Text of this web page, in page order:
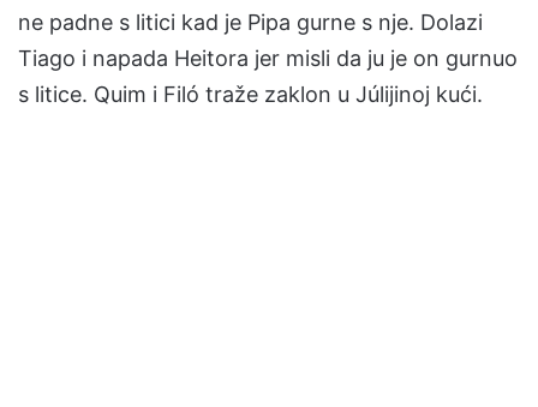
ne padne s litici kad je Pipa gurne s nje. Dolazi
Tiago i napada Heitora jer misli da ju je on gurnuo
s litice. Quim i Filó traže zaklon u Júlijinoj kući.